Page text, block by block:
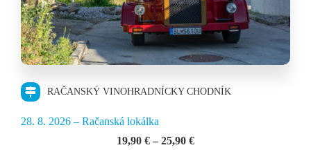
RAČANSKÝ VINOHRADNÍCKY CHODNÍK
28. 8. 2026 – Račanská lokálka
19,90 € – 25,90 €Price